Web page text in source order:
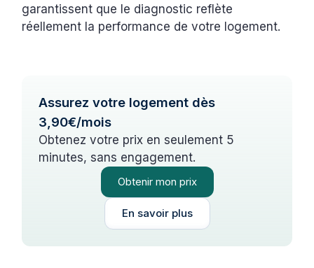
garantissent que le diagnostic reflète
réellement la performance de votre logement.
Assurez votre logement dès
3,90€/mois
Obtenez votre prix en seulement 5
minutes, sans engagement.
Obtenir mon prix
En savoir plus